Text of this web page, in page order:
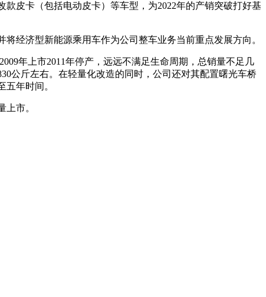
皮卡（包括电动皮卡）等车型，为2022年的产销突破打好基
经济型新能源乘用车作为公司整车业务当前重点发展方向。
年上市2011年停产，远远不满足生命周期，总销量不足几
公斤左右。在轻量化改造的同时，公司还对其配置曙光车桥
年时间。
市。